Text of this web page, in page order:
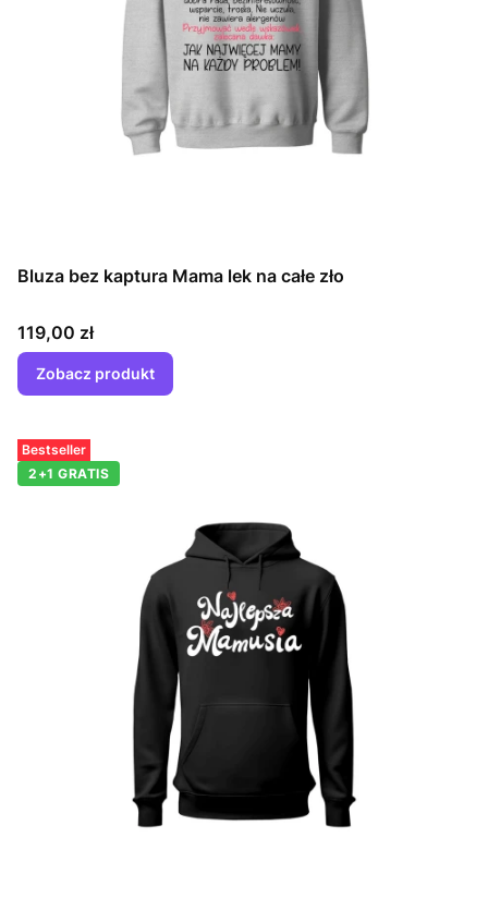
Bluza bez kaptura Mama lek na całe zło
Cena
119,00 zł
Zobacz produkt
Bestseller
2+1 GRATIS